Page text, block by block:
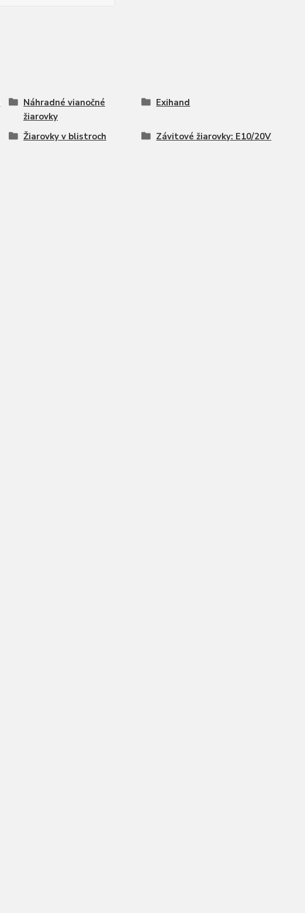
Náhradné vianočné
žiarovky
Exihand
Žiarovky v blistroch Závitové žiarovky: E10/20V